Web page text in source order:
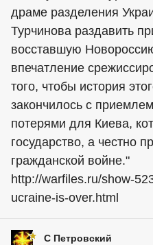
драме разделения
Турчинова раздавить
восставшую
впечатление
того, чтобы история
закончилось с
потерями для Киева,
государство, а честно
гражданской войне."
http://warfiles.ru/show-
ucraine-is-over.html
С Петровский